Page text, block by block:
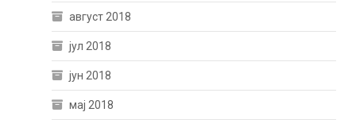
август 2018
јул 2018
јун 2018
мај 2018